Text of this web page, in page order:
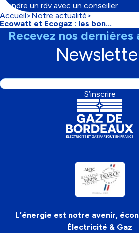
Prendre un rdv avec un conseiller
Fil
d'Ariane
Accueil
Notre actualité
Ecowatt et Ecogaz : les bon...
Recevez nos
Adresse
S’inscrire
L’énergie est notre avenir,
Électricité & Gaz